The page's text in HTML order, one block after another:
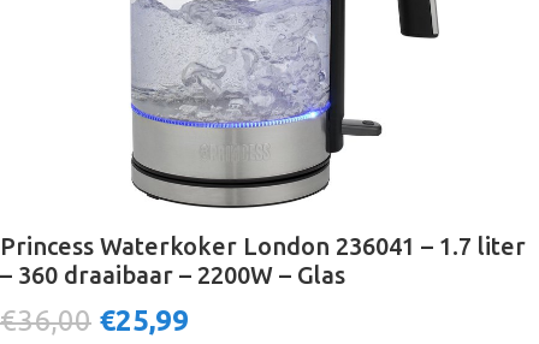
Princess Waterkoker London 236041 – 1.7 liter
– 360 draaibaar – 2200W – Glas
€36,00 €25,99